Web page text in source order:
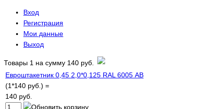
Вход
Регистрация
Мои данные
Выход
Товары 1 на сумму 140 руб.
Евроштакетник 0,45 2,0*0,125 RAL 6005 АВ
(1*140 руб.) =
140 руб.